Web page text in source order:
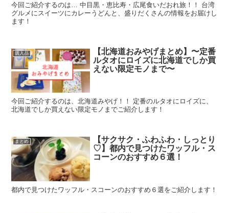
今回ご紹介するのは… 中目黒・恵比寿・広尾食いだおれ旅！！ 台湾
グルメにスイーツにカレーうどんと、盛りだくさんの情報をお届けし
ます！
購入品
【北海道おみやげまとめ】〜定番
ルタオにロイズに北海道でしか買
えない限定モノまで〜
今回ご紹介するのは、北海道みやげ！！ 定番のルタオにロイズに、
北海道でしか買えない限定モノまでご紹介します！
まとめ
【サクサク・ふわふわ・しっとり
♡】都内で見つけたワッフル・ス
コーンのおすすめ６選！
都内で見つけたワッフル・スコーンのおすすめ６選をご紹介します！